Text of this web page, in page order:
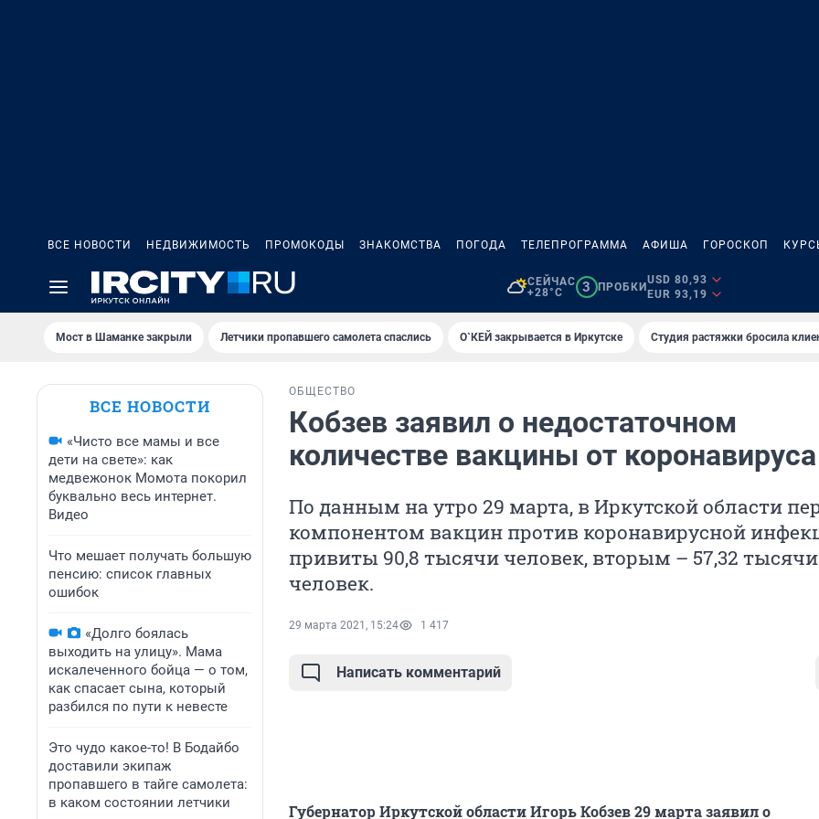
ВСЕ НОВОСТИ НЕДВИЖИМОСТЬ ПРОМОКОДЫ ЗНАКОМСТВА ПОГОДА ТЕЛЕПРОГРАММА АФИША ГОРОСКОП
СЕЙЧАС
+28°C
3 ПРОБКИ
USD 80,93
EUR 93,19
Мост в Шаманке закрыли Летчики пропавшего самолета спаслись О`КЕЙ закрывается в Иркутске Студия растяжки бросила
ВСЕ НОВОСТИ
«Чисто все мамы и все
дети на свете»: как
медвежонок Момота покорил
буквально весь интернет.
Видео
Что мешает получать большую
пенсию: список главных
ошибок
«Долго боялась
выходить на улицу». Мама
искалеченного бойца — о том,
как спасает сына, который
разбился по пути к невесте
Это чудо какое-то! В Бодайбо
доставили экипаж
пропавшего в тайге самолета:
в каком состоянии летчики
ОБЩЕСТВО
Кобзев заявил о недостаточном
количестве вакцины от коронавируса
По данным на утро 29 марта, в Иркутской области
компонентом вакцин против коронавирусной
привиты 90,8 тысячи человек, вторым – 57,32 тысячи
человек.
29 марта 2021, 15:24 1 417
Написать комментарий
Губернатор Иркутской области Игорь Кобзев 29 марта заявил о